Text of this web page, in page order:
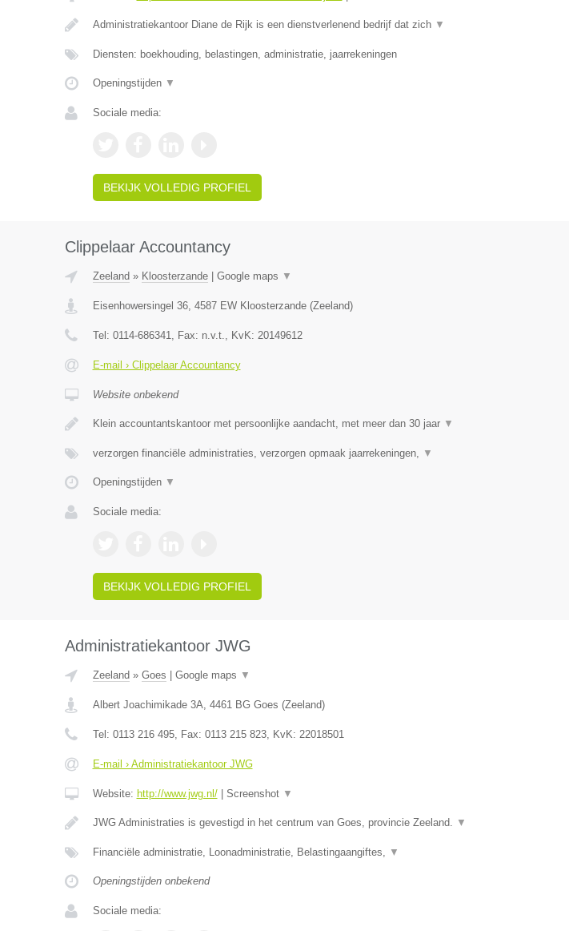
Administratiekantoor Diane de Rijk is een dienstverlenend bedrijf dat zich ▼
Diensten: boekhouding, belastingen, administratie, jaarrekeningen
Openingstijden ▼
Sociale media:
BEKIJK VOLLEDIG PROFIEL
Clippelaar Accountancy
Zeeland » Kloosterzande| Google maps ▼
Eisenhowersingel 36, 4587 EW Kloosterzande(Zeeland)
Tel: 0114-686341, Fax: n.v.t., KvK: 20149612
E-mail › Clippelaar Accountancy
Website onbekend
Klein accountantskantoor met persoonlijke aandacht, met meer dan 30 jaar ▼
verzorgen financiële administraties, verzorgen opmaak jaarrekeningen, ▼
Openingstijden ▼
Sociale media:
BEKIJK VOLLEDIG PROFIEL
Administratiekantoor JWG
Zeeland » Goes Google maps ▼
Albert Joachimikade 3A, 4461 BG Goes (Zeeland)
Tel: 0113 216 495, Fax: 0113 215 823, KvK: 22018501
E-mail › Administratiekantoor JWG
Website: http://www.jwg.nl/| Screenshot ▼
JWG Administraties is gevestigd in het centrum van Goes, provincie Zeeland. ▼
Financiële administratie, Loonadministratie, Belastingaangiftes, ▼
Openingstijden onbekend
Sociale media: